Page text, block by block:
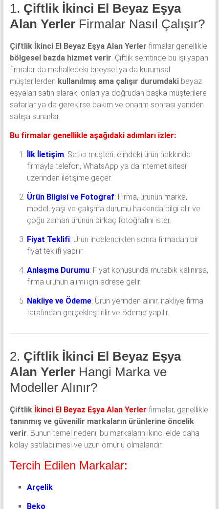
1. Çiftlik İkinci El Beyaz Eşya
Alan YerlerFirmalar Nasıl Çalışır?
Çiftlik İkinci El Beyaz Eşya Alan Yerler firmalar genellikle
bölgesel bazda hizmet verir . Çiftlik semtinde bu işi yapan
firmalar da mahalledeki bireysel ya da kurumsal
müşterilerden kullanılmış ama çalışır durumdakibeyaz
eşyaları satın alarak, onları ya doğrudan başka müşterilere
satarlar ya da gerekirse bakım ve onarım sonrası yeniden
satışa sunarlar.
Bu firmalar genellikle aşağıdaki adımları izler:
İlk İletişim: Satıcı müşteri, elindeki ürün hakkında
firmayla telefon, WhatsApp ya da internet sitesi
üzerinden iletişime geçer.
Ürün Bilgisi ve Fotoğraf: Firma, ürünün marka,
model, yaşı ve çalışma durumu hakkında bilgi alır ve
çoğu zaman ürünün birkaç fotoğrafını ister.
Fiyat Teklifi: Ürün incelendikten sonra firmadan bir
fiyat teklifi yapılır.
Anlaşma Durumu: Fiyat konusunda mutabık kalınırsa,
firma ürünün alımı için adrese gelir.
Nakliye ve Ödeme: Ürün yerinden alınır, nakliye firma
tarafından gerçekleştirilir ve ödeme yapılır.
2. Çiftlik İkinci El Beyaz Eşya
Alan Yerler Hangi Marka ve
Modeller Alınır?
Çiftlik İkinci El Beyaz Eşya Alan Yerler firmalar, genellikle
tanınmış ve güvenilir markaların ürünlerine öncelik
verir . Bunun temel nedeni, bu markaların ikinci elde daha
kolay satılabilmesi ve uzun ömürlü olmalarıdır.
Tercih Edilen Markalar:
Arçelik
Beko